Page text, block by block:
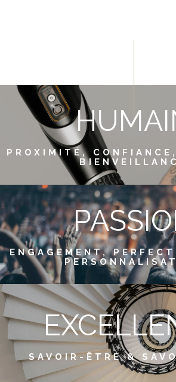
PROXIMITÉ,
ENGAGEMENT,
SAVOIR-ÊTRE &